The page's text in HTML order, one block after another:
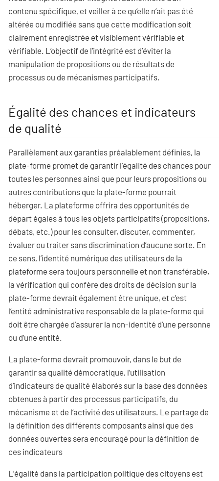
contenu spécifique, et veiller à ce qu’elle n’ait pas été
altérée ou modifiée sans que cette modification soit
clairement enregistrée et visiblement vérifiable et
vérifiable. L’objectif de l’intégrité est d’éviter la
manipulation de propositions ou de résultats de
processus ou de mécanismes participatifs.
Égalité des chances et indicateurs
de qualité
Parallèlement aux garanties préalablement définies, la
plate-forme promet de garantir l’égalité des chances pour
toutes les personnes ainsi que pour leurs propositions ou
autres contributions que la plate-forme pourrait
héberger. La plateforme offrira des opportunités de
départ égales à tous les objets participatifs (propositions,
débats, etc.) pour les consulter, discuter, commenter,
évaluer ou traiter sans discrimination d’aucune sorte. En
ce sens, l’identité numérique des utilisateurs de la
plateforme sera toujours personnelle et non transférable,
la vérification qui confère des droits de décision sur la
plate-forme devrait également être unique, et c’est
l’entité administrative responsable de la plate-forme qui
doit être chargée d’assurer la non-identité d’une personne
ou d’une entité.
La plate-forme devrait promouvoir, dans le but de
garantir sa qualité démocratique, l’utilisation
d’indicateurs de qualité élaborés sur la base des données
obtenues à partir des processus participatifs, du
mécanisme et de l’activité des utilisateurs. Le partage de
la définition des différents composants ainsi que des
données ouvertes sera encouragé pour la définition de
ces indicateurs
L’égalité dans la participation politique des citoyens est